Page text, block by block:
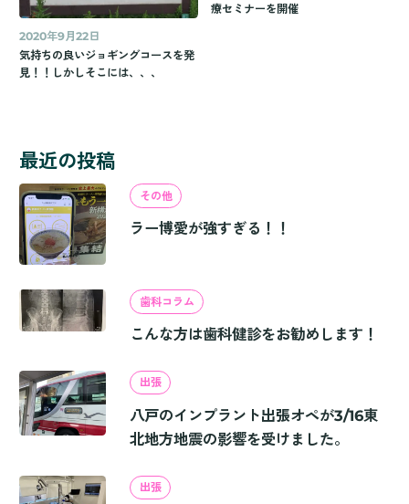
2020年9月22日
気持ちの良いジョギングコースを発
見！！しかしそこには、、、
療セミナーを開催
最近の投稿
その他
ラー博愛が強すぎる！！
歯科コラム
こんな方は歯科健診をお勧めします！
出張
八戸のインプラント出張オペが3/16東
北地方地震の影響を受けました。
出張